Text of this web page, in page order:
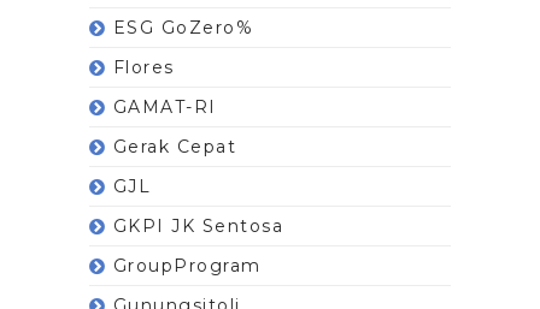
ESG GoZero%
Flores
GAMAT-RI
Gerak Cepat
GJL
GKPI JK Sentosa
GroupProgram